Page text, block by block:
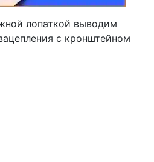
лопаткой выводим
с кронштейном